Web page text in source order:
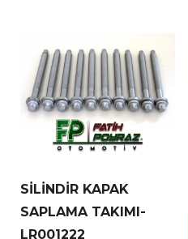
SİLİNDİR KAPAK
SAPLAMA TAKIMI-
LR001222